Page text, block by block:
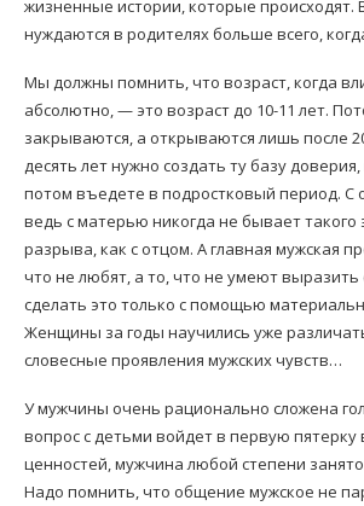
жизненные истории, которые происходят.
нуждаются в родителях больше всего,
Мы должны помнить, что возраст, когда
абсолютно, — это возраст до 10-11 лет.
закрываются, а открываются лишь после
десять лет нужно создать ту базу
потом въедете в подростковый период. С
ведь с матерью никогда не бывает такого
разрыва, как с отцом. А главная мужская
что не любят, а то, что не умеют выразить
сделать это только с помощью
Женщины за годы научились уже
словесные проявления мужских чувств…
У мужчины очень рационально сложена
вопрос с детьми войдет в первую пятерку
ценностей, мужчина любой степени
Надо помнить, что общение мужское не